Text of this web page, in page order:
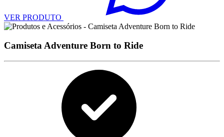
VER PRODUTO
Camiseta Adventure Born to Ride